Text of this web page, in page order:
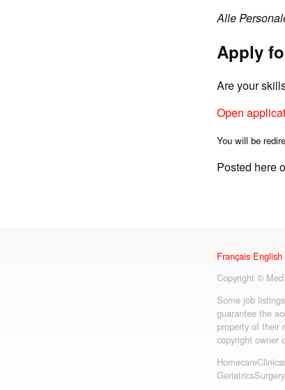
Alle
Apply
Are your
Open
You will be
Posted here
Français English
Copyright ©
Some job
guarantee the
property of their
copyright owner
HomecareClinics
GeriatricsSurgery